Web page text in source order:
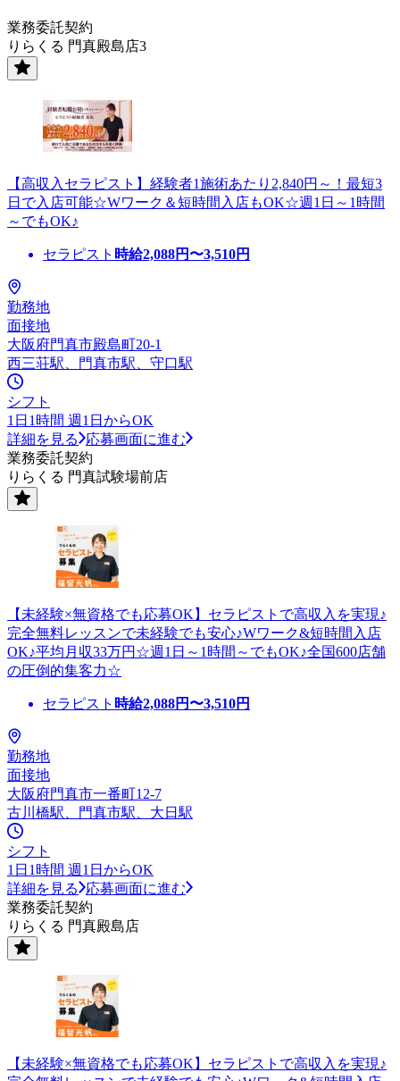
業務委託契約
りらくる 門真殿島店3
【高収入セラピスト】経験者1施術あたり2,840円～！最短3
日で入店可能☆Wワーク＆短時間入店もOK☆週1日～1時間
～でもOK♪
セラピスト 時給2,088円〜3,510円
勤務地
面接地
大阪府門真市殿島町20-1
西三荘駅、門真市駅、守口駅
シフト
1日1時間 週1日からOK
詳細を見る
応募画面に進む
業務委託契約
りらくる 門真試験場前店
【未経験×無資格でも応募OK】セラピストで高収入を実現♪
完全無料レッスンで未経験でも安心♪Wワーク&短時間入店
OK♪平均月収33万円☆週1日～1時間～でもOK♪全国600店舗
の圧倒的集客力☆
セラピスト 時給2,088円〜3,510円
勤務地
面接地
大阪府門真市一番町12-7
古川橋駅、門真市駅、大日駅
シフト
1日1時間 週1日からOK
詳細を見る
応募画面に進む
業務委託契約
りらくる 門真殿島店
【未経験×無資格でも応募OK】セラピストで高収入を実現♪